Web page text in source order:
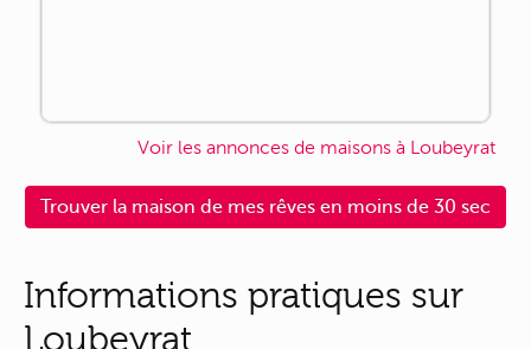
Voir les annonces de maisons à Loubeyrat
Trouver la maison de mes rêves en moins de 30 sec
Informations pratiques sur
Loubeyrat